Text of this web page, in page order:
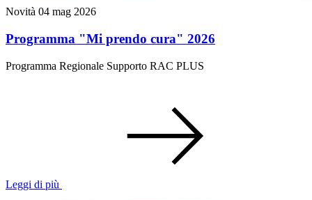
Novità 04 mag 2026
Programma "Mi prendo cura" 2026
Programma Regionale Supporto RAC PLUS
Leggi di più